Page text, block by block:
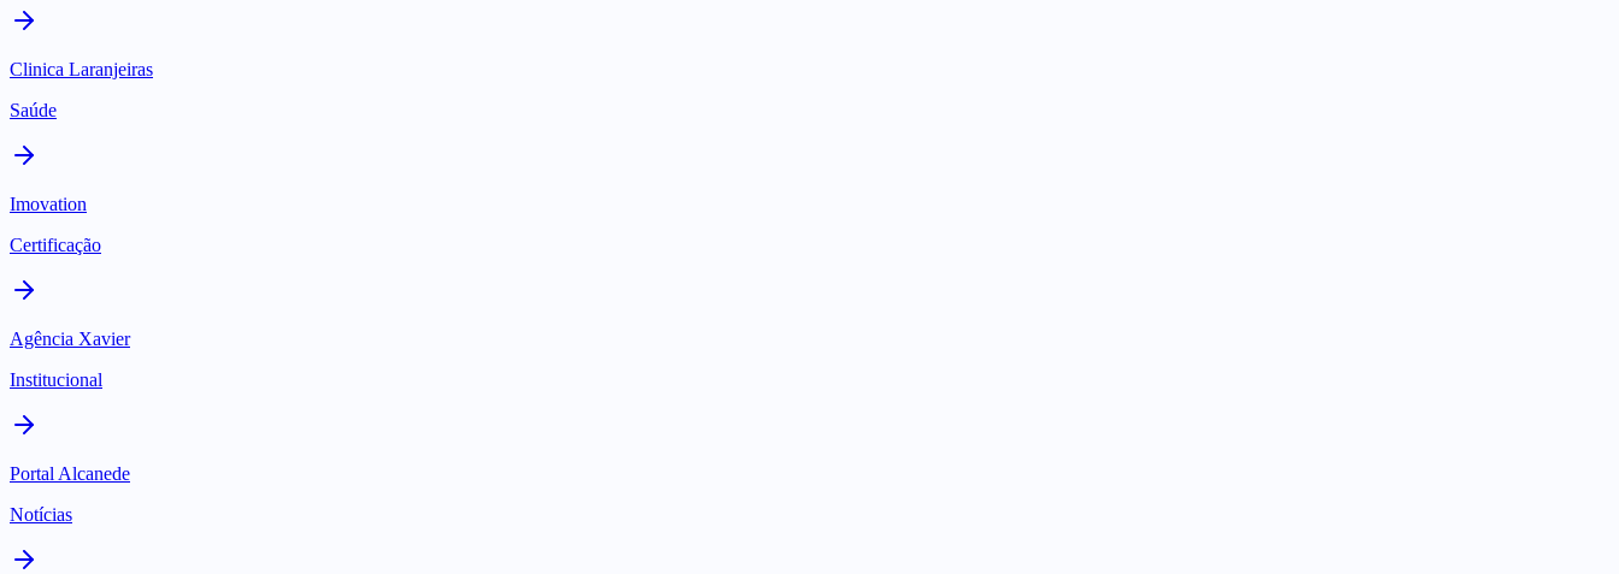
Clinica Laranjeiras
Saúde
Imovation
Certificação
Agência Xavier
Institucional
Portal Alcanede
Notícias